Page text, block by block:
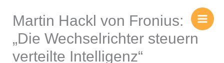
Inhalt
springen
Martin Hackl von Fronius:
„Die Wechselrichter steuern
verteilte Intelligenz“